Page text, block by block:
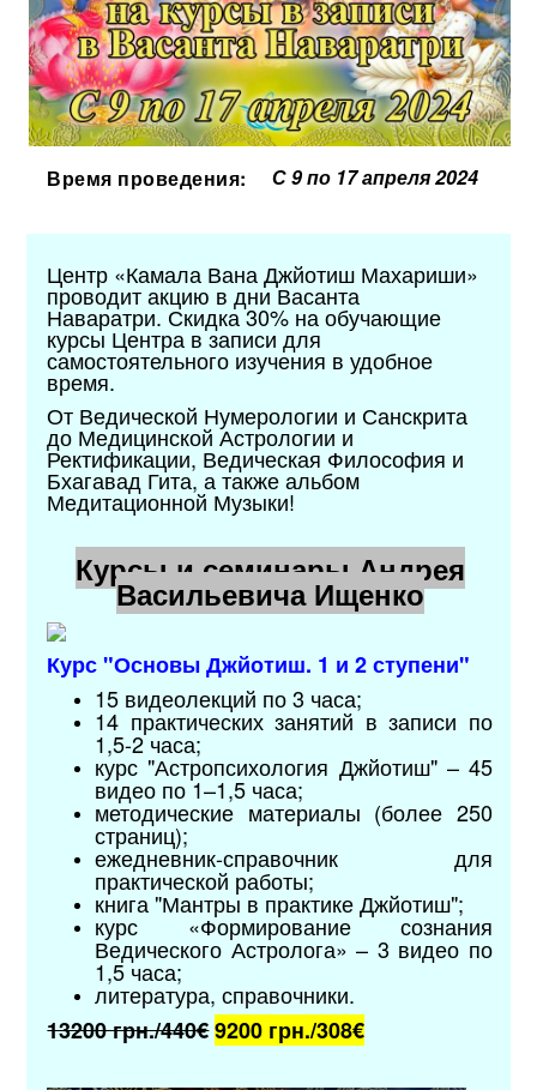
Время проведения: С 9 по 17 апреля 2024
Центр «Камала Вана Джйотиш Махариши»
проводит акцию в дни Васанта
Наваратри. Скидка 30% на обучающие
курсы Центра в записи для
самостоятельного изучения в удобное
время.
От Ведической Нумерологии и Санскрита
до Медицинской Астрологии и
Ректификации, Ведическая Философия и
Бхагавад Гита, а такжеальбом
Медитационной Музыки!
Курсы и семинары Андрея
Васильевича Ищенко
Курс "Основы Джйотиш. 1 и 2 ступени"
15 видеолекций по 3 часа;
14 практических занятий в записи по
1,5-2 часа;
курс "Астропсихология Джйотиш" – 45
видео по 1–1,5 часа;
методические материалы (более 250
страниц);
ежедневник-справочник для
практической работы;
книга "Мантры в практике Джйотиш";
курс «Формирование сознания
Ведического Астролога» – 3 видео по
1,5 часа;
литература, справочники.
13200 грн./440€9200 грн./308€